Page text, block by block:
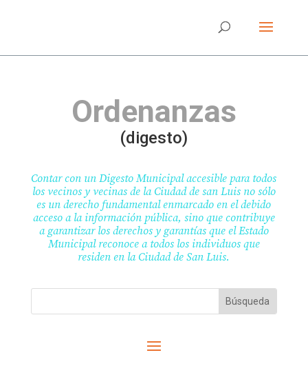
Ordenanzas
(digesto)
Contar con un Digesto Municipal accesible para todos
los vecinos y vecinas de la Ciudad de san Luis no sólo
es un derecho fundamental enmarcado en el debido
acceso a la información pública, sino que contribuye
a garantizar los derechos y garantías que el Estado
Municipal reconoce a todos los individuos que
residen en la Ciudad de San Luis.